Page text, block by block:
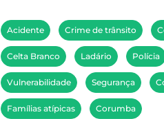
Acidente Crime de trânsito
Celta Branco Ladário Polícia
Vulnerabilidade Segurança
Famílias atípicas Corumba